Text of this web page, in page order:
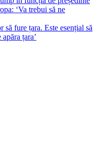
‘Va trebui să ne
fure țara. Este esențial să
țara’